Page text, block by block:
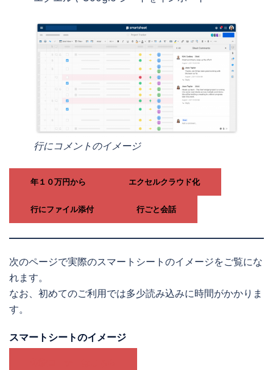
行にコメントのイメージ
年１０万円から エクセルクラウド化
行にファイル添付 行ごと会話
次のページで実際のスマートシートのイメージをご覧にな
れます。
なお、初めてのご利用では多少読み込みに時間がかかりま
す。
スマートシートのイメージ